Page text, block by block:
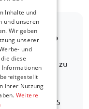
dabei?
Alternative zu
+31 416 660 715
Inhalte und
und unseren
Wir geben
unserer
und
diese
Ihrer Nutzung
Weitere